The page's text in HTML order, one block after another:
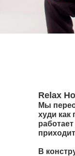
Relax
Мы
худи как
В